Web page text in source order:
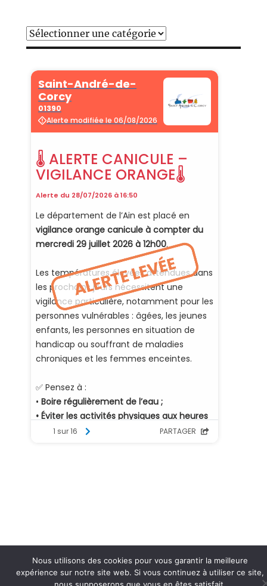
Catégories
Nous utilisons des cookies pour vous garantir la meilleure
expérience sur notre site web. Si vous continuez à utiliser ce site,